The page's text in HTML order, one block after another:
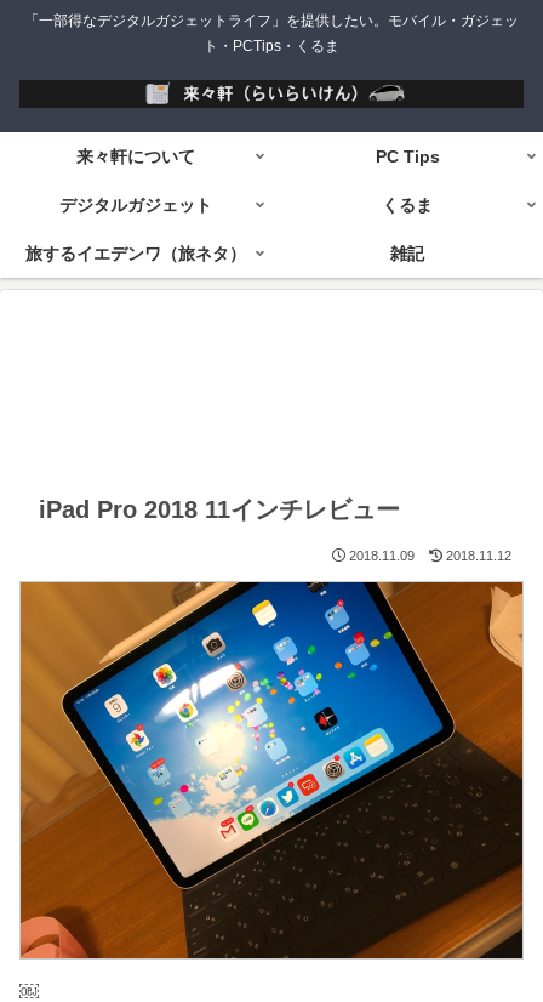
「一部得なデジタルガジェットライフ」を提供したい。モバイル・ガジェッ
ト・PCTips・くるま
来々軒について PC Tips
デジタルガジェット くるま
旅するイエデンワ（旅ネタ） 雑記
iPad Pro 2018 11インチレビュー
2018.11.09 2018.11.12
￼